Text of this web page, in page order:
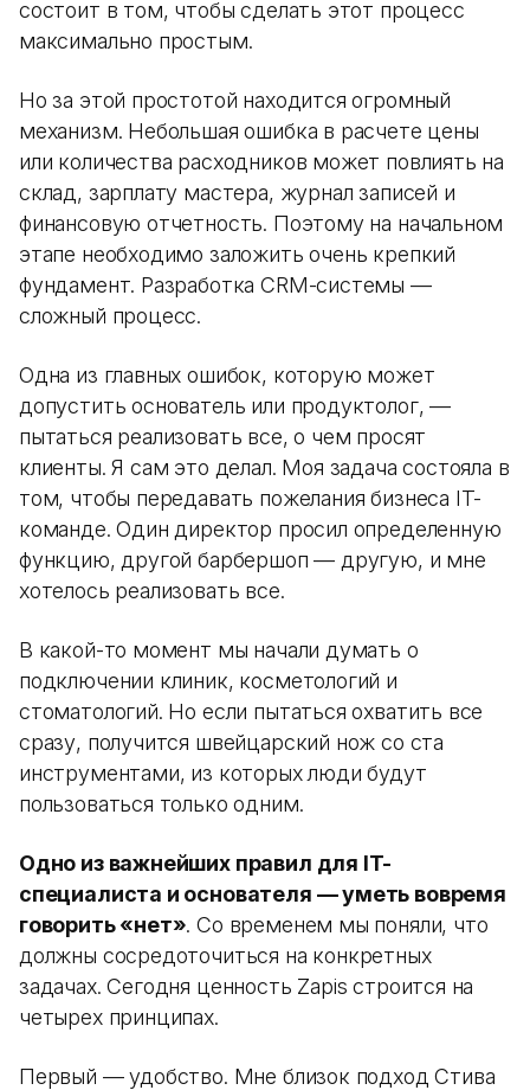
состоит в том, чтобы сделать этот процесс
максимально простым.
Но за этой простотой находится огромный
механизм. Небольшая ошибка в расчете цены
или количества расходников может повлиять на
склад, зарплату мастера, журнал записей и
финансовую отчетность. Поэтому на начальном
этапе необходимо заложить очень крепкий
фундамент. Разработка CRM-системы —
сложный процесс.
Одна из главных ошибок, которую может
допустить основатель или продуктолог, —
пытаться реализовать все, о чем просят
клиенты. Я сам это делал. Моя задача состояла в
том, чтобы передавать пожелания бизнеса IT-
команде. Один директор просил определенную
функцию, другой барбершоп — другую, и мне
хотелось реализовать все.
В какой-то момент мы начали думать о
подключении клиник, косметологий и
стоматологий. Но если пытаться охватить все
сразу, получится швейцарский нож со ста
инструментами, из которых люди будут
пользоваться только одним.
Одно из важнейших правил для IT-
специалиста и основателя — уметь вовремя
говорить «нет». Со временем мы поняли, что
должны сосредоточиться на конкретных
задачах. Сегодня ценность Zapis строится на
четырех принципах.
Первый — удобство. Мне близок подход Стива